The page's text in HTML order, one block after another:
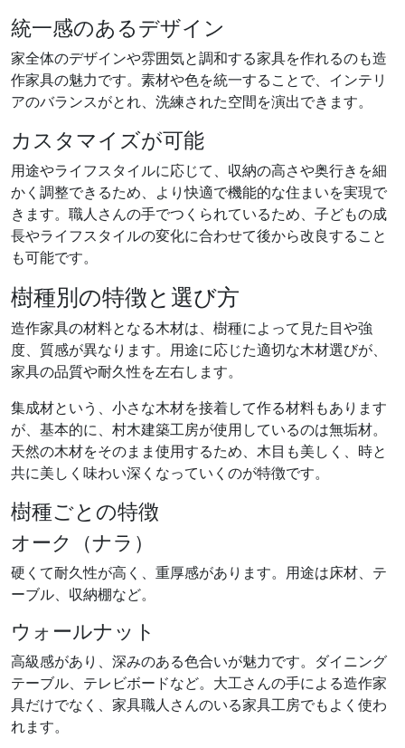
統一感のあるデザイン
家全体のデザインや雰囲気と調和する家具を作れるのも造
作家具の魅力です。素材や色を統一することで、インテリ
アのバランスがとれ、洗練された空間を演出できます。
カスタマイズが可能
用途やライフスタイルに応じて、収納の高さや奥行きを細
かく調整できるため、より快適で機能的な住まいを実現で
きます。職人さんの手でつくられているため、子どもの成
長やライフスタイルの変化に合わせて後から改良すること
も可能です。
樹種別の特徴と選び方
造作家具の材料となる木材は、樹種によって見た目や強
度、質感が異なります。用途に応じた適切な木材選びが、
家具の品質や耐久性を左右します。
集成材という、小さな木材を接着して作る材料もあります
が、基本的に、村木建築工房が使用しているのは無垢材。
天然の木材をそのまま使用するため、木目も美しく、時と
共に美しく味わい深くなっていくのが特徴です。
樹種ごとの特徴
オーク（ナラ）
硬くて耐久性が高く、重厚感があります。用途は床材、テ
ーブル、収納棚など。
ウォールナット
高級感があり、深みのある色合いが魅力です。ダイニング
テーブル、テレビボードなど。大工さんの手による造作家
具だけでなく、家具職人さんのいる家具工房でもよく使わ
れます。